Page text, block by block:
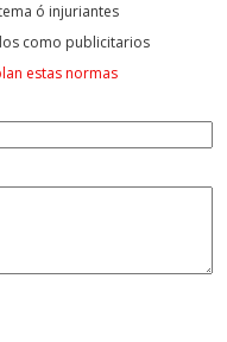
ó injuriantes
como publicitarios
estas normas